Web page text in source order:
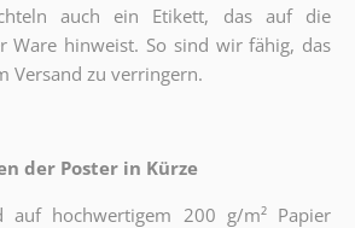
auch ein Etikett, das auf die
Ware hinweist. So sind wir fähig, das
Versand zu verringern.
der Poster in Kürze
auf hochwertigem 200 g/m² Papier